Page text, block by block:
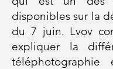
disponibles sur la
du 7 juin. Lvov
expliquer la
téléphotographie